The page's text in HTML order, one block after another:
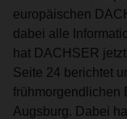
europäischen
dabei alle
hat DACHSER
Seite 24 berichtet
frühmorgendlichen
Augsburg. Dabei